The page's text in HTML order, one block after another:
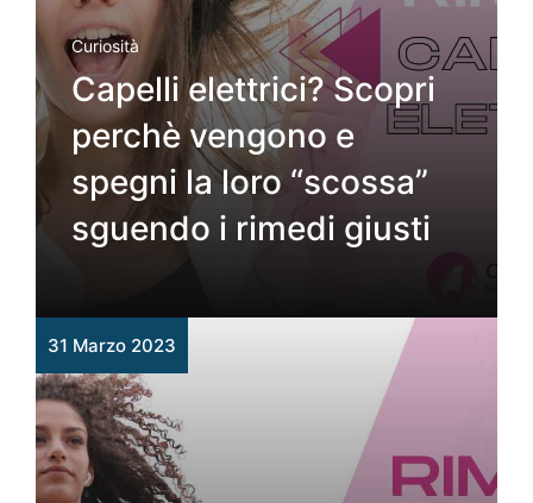
Curiosità
Capelli elettrici? Scopri
perchè vengono e
spegni la loro “scossa”
sguendo i rimedi giusti
31 Marzo 2023